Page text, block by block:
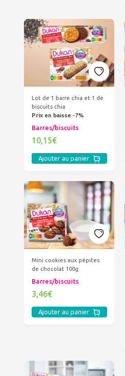
Lot de 1 barre chia et 1 de
biscuits chia
Prix en baisse -7%
Barres/biscuits
10,15€
Ajouter au panier
Mini cookies aux pépites
de chocolat 100g
Barres/biscuits
3,46€
Ajouter au panier